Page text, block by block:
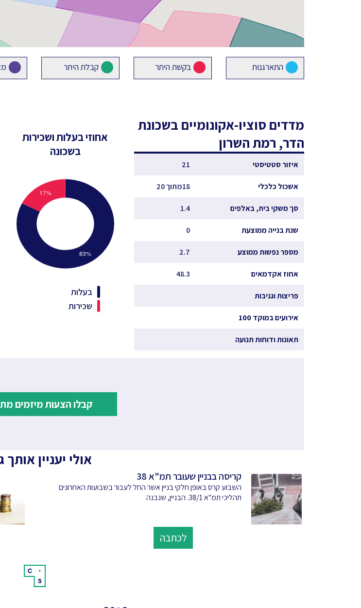
התארגנות בקשת היתר קבלת היתר
מדדים סוציו-אקונומיים בשכונת
הדר, רמת השרון
איזור סטטיסטי 21
אשכול כלכלי 18מתוך 20
סך משקי בית, באלפים 1.4
שנת בנייה ממוצעת 0
מספר נפשות ממוצע 2.7
אחוז אקדמאים 48.3
פריצות וגניבות
אירועים במוקד 100
תאונות ודוחות תנועה
אחוזי בעלות ושכירות
בשכונה
בעלות
שכירות
קבלו הצעות מיזמים
אולי יעניין
קריסה בבניין שעובר תמ"א 38
השבוע קרס באופן חלקי בניין אשר החל לעבור בשבועות האחרונים
תהליכי תמ"א 38/1. הבניין, שנבנה
לכתבה